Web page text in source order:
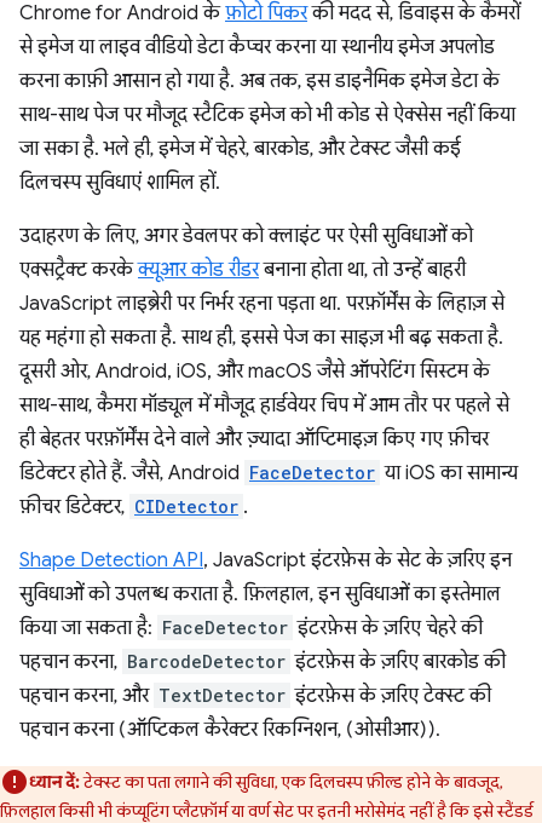
Chrome for Android केफ़ोटो पिकरकी मदद से, डिवाइस के कैमरों
से इमेज या लाइव वीडियो डेटा कैप्चर करना या स्थानीय इमेज अपलोड
करना काफ़ी आसान हो गया है. अब तक, इस डाइनैमिक इमेज डेटा के
साथ-साथ पेज पर मौजूद स्टैटिक इमेज को भी कोड से ऐक्सेस नहीं किया
जा सका है. भले ही, इमेज में चेहरे, बारकोड, और टेक्स्ट जैसी कई
दिलचस्प सुविधाएं शामिल हों.
उदाहरण के लिए, अगर डेवलपर को क्लाइंट पर ऐसी सुविधाओं को
एक्सट्रैक्ट करकेक्यूआर कोड रीडरबनाना होता था, तो उन्हें बाहरी
JavaScript लाइब्रेरी पर निर्भर रहना पड़ता था. परफ़ॉर्मेंस के लिहाज़ से
यह महंगा हो सकता है. साथ ही, इससे पेज का साइज़ भी बढ़ सकता है.
दूसरी ओर, Android, iOS, और macOS जैसे ऑपरेटिंग सिस्टम के
साथ-साथ, कैमरा मॉड्यूल में मौजूद हार्डवेयर चिप में आम तौर पर पहले से
ही बेहतर परफ़ॉर्मेंस देने वाले और ज़्यादा ऑप्टिमाइज़ किए गए फ़ीचर
डिटेक्टर होते हैं. जैसे, Android FaceDetector या iOS का सामान्य
फ़ीचर डिटेक्टर, CIDetector .
Shape Detection API, JavaScript इंटरफ़ेस के सेट के ज़रिए इन
सुविधाओं को उपलब्ध कराता है. फ़िलहाल, इन सुविधाओं का इस्तेमाल
किया जा सकता है: FaceDetector इंटरफ़ेस के ज़रिए चेहरे की
पहचान करना, BarcodeDetector इंटरफ़ेस के ज़रिए बारकोड की
पहचान करना, और TextDetector इंटरफ़ेस के ज़रिए टेक्स्ट की
पहचान करना (ऑप्टिकल कैरेक्टर रिकग्निशन, (ओसीआर)).
ध्यान दें:टेक्स्ट का पता लगाने की सुविधा, एक दिलचस्प फ़ील्ड होने के बावजूद,
फ़िलहाल किसी भी कंप्यूटिंग प्लैटफ़ॉर्म या वर्ण सेट पर इतनी भरोसेमंद नहीं है कि इसे स्टैंडर्ड